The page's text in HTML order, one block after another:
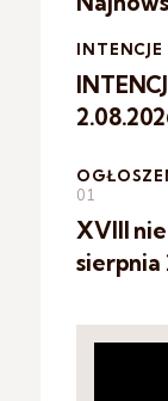
INTENCJE
01
XVIII
sierpnia